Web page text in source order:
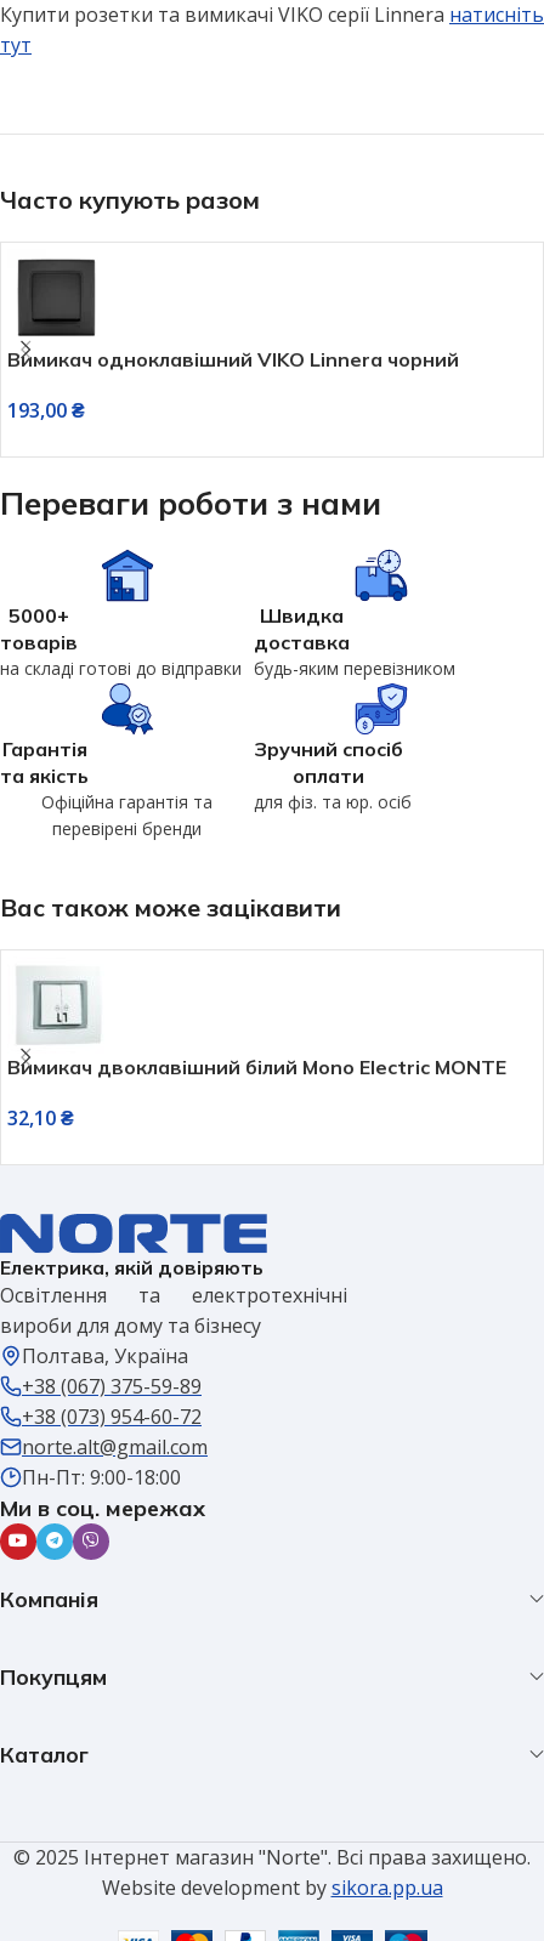
Купити розетки та вимикачі VIKO серії Linnera натисніть
тут
Часто купують разом
Вимикач одноклавішний VIKO Linnera чорний
193,00₴
Переваги роботи з нами
5000+
товарів
на складі готові до відправки
Швидка
доставка
будь-яким перевізником
Гарантія
та якість
Офіційна гарантія та
перевірені бренди
Зручний спосіб
оплати
для фіз. та юр. осіб
Вас також може зацікавити
Вимикач двоклавішний білий Mono Electric MONTE
32,10₴
Електрика, якій довіряють
Освітлення та електротехнічні
вироби для дому та бізнесу
Полтава, Україна
+38 (067) 375-59-89
+38 (073) 954-60-72
norte.alt@gmail.com
Пн-Пт: 9:00-18:00
Ми в соц. мережах
Компанія
Покупцям
Каталог
© 2025 Інтернет магазин "Norte". Всі права захищено.
Website development bysikora.pp.ua